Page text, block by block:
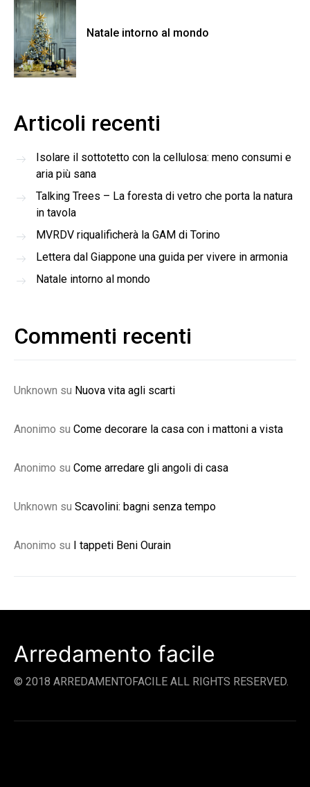
Natale intorno al mondo
Articoli recenti
Isolare il sottotetto con la cellulosa: meno consumi e
aria più sana
Talking Trees – La foresta di vetro che porta la natura
in tavola
MVRDV riqualificherà la GAM di Torino
Lettera dal Giappone una guida per vivere in armonia
Natale intorno al mondo
Commenti recenti
Unknown su Nuova vita agli scarti
Anonimo su Come decorare la casa con i mattoni a vista
Anonimo su Come arredare gli angoli di casa
Unknown su Scavolini: bagni senza tempo
Anonimo su I tappeti Beni Ourain
Arredamento facile
© 2018 ARREDAMENTOFACILE ALL RIGHTS RESERVED.